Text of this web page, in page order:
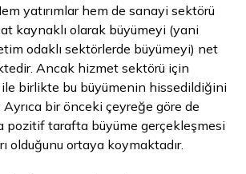
yatırımlar hem de sanayi sektörü
kaynaklı olarak büyümeyi (yani
odaklı sektörlerde büyümeyi) net
Ancak hizmet sektörü için
birlikte bu büyümenin hissedildiğini
bir önceki çeyreğe göre de
pozitif tarafta büyüme gerçekleşmesi
olduğunu ortaya koymaktadır.